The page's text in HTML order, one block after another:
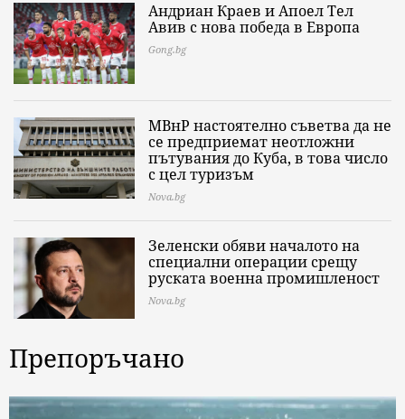
Андриан Краев и Апоел Тел
Авив с нова победа в Европа
Gong.bg
МВнР настоятелно съветва да не
се предприемат неотложни
пътувания до Куба, в това число
с цел туризъм
Nova.bg
Зеленски обяви началото на
специални операции срещу
руската военна промишленост
Nova.bg
Препоръчано